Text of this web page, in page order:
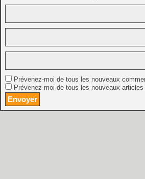
Prévenez-moi de tous les nouveaux
Prévenez-moi de tous les nouveaux articles